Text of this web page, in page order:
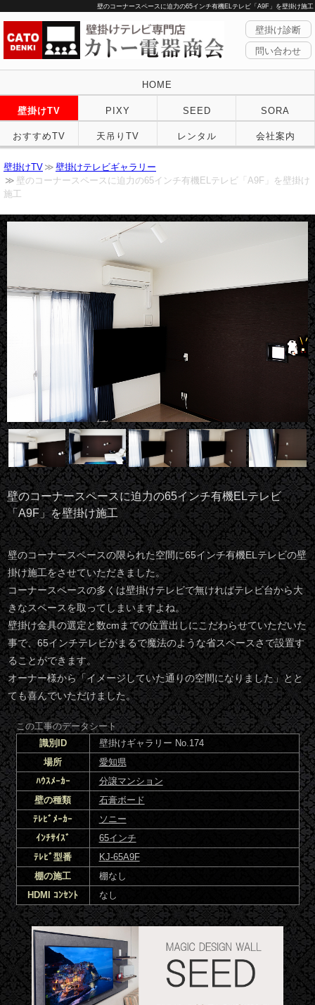
壁のコーナースペースに迫力の65インチ有機ELテレビ「A9F」を壁掛け施工
壁掛け診断
問い合わせ
HOME
壁掛けTV PIXY SEED SORA
おすすめTV 天吊りTV レンタル 会社案内
壁掛けTV
壁掛けテレビギャラリー
壁のコーナースペースに迫力の65インチ有機ELテレビ「A9F」を壁掛け
施工
壁のコーナースペースに迫力の65インチ有機ELテレビ
「A9F」を壁掛け施工
壁のコーナースペースの限られた空間に65インチ有機ELテレビの壁
掛け施工をさせていただきました。
コーナースペースの多くは壁掛けテレビで無ければテレビ台から大
きなスペースを取ってしまいますよね。
壁掛け金具の選定と数cmまでの位置出しにこだわらせていただいた
事で、65インチテレビがまるで魔法のような省スペースさで設置す
ることができます。
オーナー様から「イメージしていた通りの空間になりました」とと
ても喜んでいただけました。
この工事のデータシート
識別ID
壁掛けギャラリー No.174
場所
愛知県
ﾊｳｽﾒｰｶｰ
分譲マンション
壁の種類
石膏ボード
ﾃﾚﾋﾞﾒｰｶｰ
ソニー
ｲﾝﾁｻｲｽﾞ
65インチ
ﾃﾚﾋﾞ型番
KJ-65A9F
棚の施工
棚なし
HDMI ｺﾝｾﾝﾄ
なし